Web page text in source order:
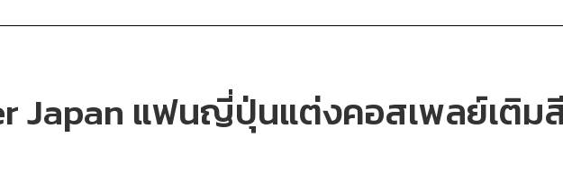
Japan แฟนญี่ปุ่นแต่งคอสเพลย์เติม